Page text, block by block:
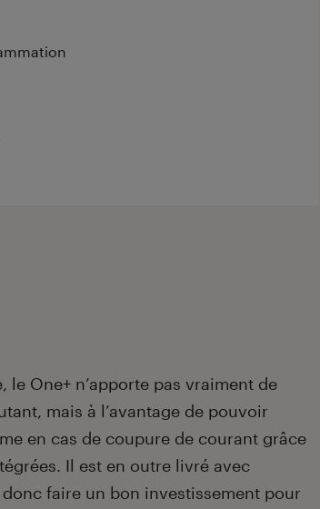
One+ n’apporte pas vraiment de
mais à l’avantage de pouvoir
en cas de coupure de courant grâce
Il est en outre livré avec
faire un bon investissement pour